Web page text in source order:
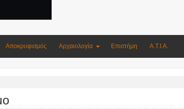
Αποκρυφισμός Αρχαιολογία Επιστήμη Α.Τ.Ι.Α.